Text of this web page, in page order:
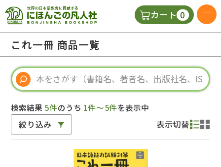
カート 0
視聴覚・補助教材
教師用参考書
これ一冊 商品一覧
検索結果 5件のうち 1件～5件を表示中
絞り込み 表示切替